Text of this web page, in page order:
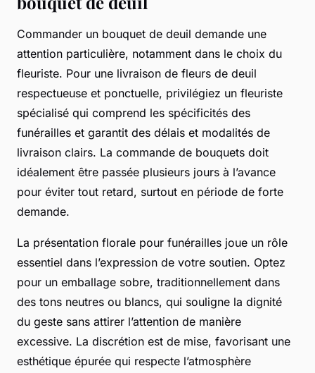
Commander un bouquet de deuil demande une
attention particulière, notamment dans le choix du
fleuriste. Pour une livraison de fleurs de deuil
respectueuse et ponctuelle, privilégiez un fleuriste
spécialisé qui comprend les spécificités des
funérailles et garantit des délais et modalités de
livraison clairs. La commande de bouquets doit
idéalement être passée plusieurs jours à l’avance
pour éviter tout retard, surtout en période de forte
demande.
La présentation florale pour funérailles joue un rôle
essentiel dans l’expression de votre soutien. Optez
pour un emballage sobre, traditionnellement dans
des tons neutres ou blancs, qui souligne la dignité
du geste sans attirer l’attention de manière
excessive. La discrétion est de mise, favorisant une
esthétique épurée qui respecte l’atmosphère